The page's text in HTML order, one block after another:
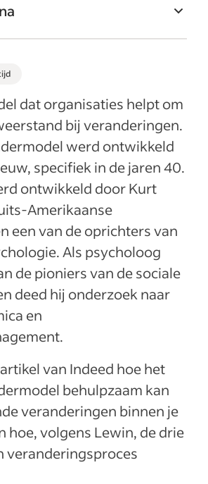
drie fasen
verandermodel
verandermodel
weergeven
dat organisaties helpt om
bij veranderingen.
werd ontwikkeld
specifiek in de jaren 40.
ontwikkeld door Kurt
Amerikaanse
een van de oprichters van
Als psycholoog
de pioniers van de sociale
deed hij onderzoek naar
en
van Indeed hoe het
behulpzaam kan
veranderingen binnen je
hoe, volgens Lewin, de drie
veranderingsproces